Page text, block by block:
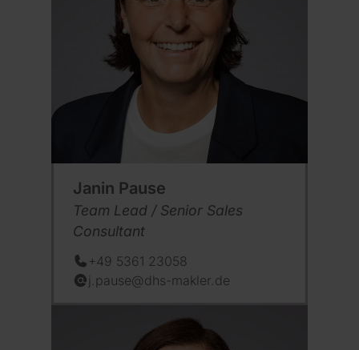
Janin Pause
Position:
Team Lead / Senior Sales
Consultant
Telefon:
+49 5361 23058
E-Mail:
j.pause@dhs-makler.de